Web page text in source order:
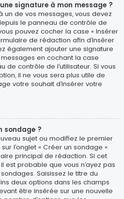
signature à mon message ?
un de vos messages, vous devez
le panneau de contrôle de
pouvez cocher la case « Insérer
de rédaction afin d’insérer
également ajouter une signature
en cochant la case
contrôle de l’utilisateur. Si vous
il ne vous sera plus utile de
votre souhait d’insérer votre
sondage ?
sujet ou modifiez le premier
l’onglet « Créer un sondage »
principal de rédaction. Si cet
est probable que vous n’ayez pas
Saisissez le titre du
deux options dans les champs
être insérée sur une nouvelle